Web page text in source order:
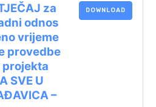
za
odnos
vrijeme
provedbe
SVE U
–
DOWNLOAD